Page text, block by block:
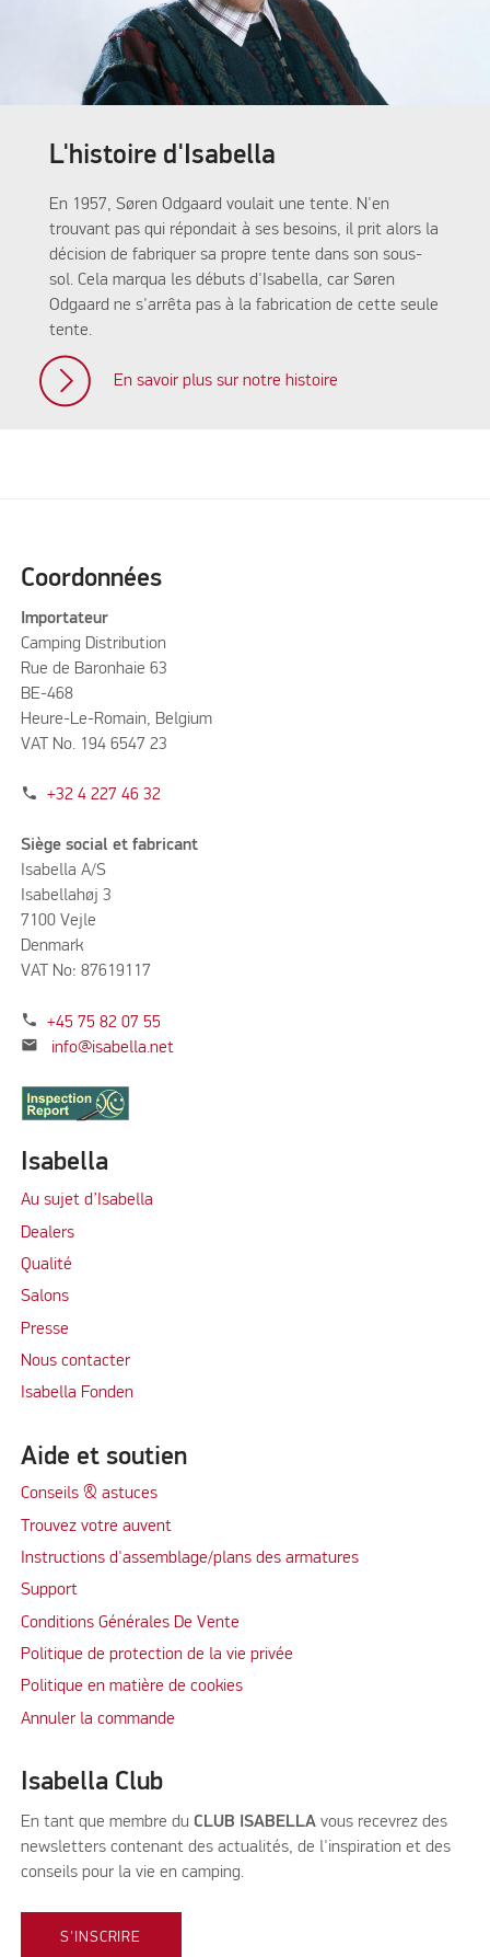
L'histoire d'Isabella
En 1957, Søren Odgaard voulait une tente. N'en
trouvant pas qui répondait à ses besoins, il prit alors la
décision de fabriquer sa propre tente dans son sous-
sol. Cela marqua les débuts d'Isabella, car Søren
Odgaard ne s'arrêta pas à la fabrication de cette seule
tente.
En savoir plus sur notre histoire
Coordonnées
Importateur
Camping Distribution
Rue de Baronhaie 63
BE-468
Heure-Le-Romain, Belgium
VAT No. 194 6547 23
phone +32 4 227 46 32
Siège social et fabricant
Isabella A/S
Isabellahøj 3
7100 Vejle
Denmark
VAT No: 87619117
phone +45 75 82 07 55
mail info@isabella.net
Isabella
Au sujet d’Isabella
Dealers
Qualité
Salons
Presse
Nous contacter
Isabella Fonden
Aide et soutien
Conseils & astuces
Trouvez votre auvent
Instructions d'assemblage/plans des armatures
Support
Conditions Générales De Vente
Politique de protection de la vie privée
Politique en matière de cookies
Annuler la commande
Isabella Club
En tant que membre du CLUB ISABELLA vous recevrez des
newsletters contenant des actualités, de l'inspiration et des
conseils pour la vie en camping.
S'INSCRIRE